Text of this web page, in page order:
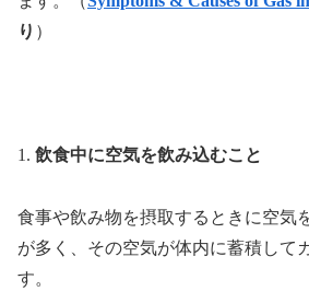
り ）
1. 飲食中に空気を飲み込むこと
食事や飲み物を摂取するときに空気
が多く、その空気が体内に蓄積して
す。